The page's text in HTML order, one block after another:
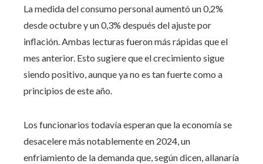
La medida del consumo personal aumentó un 0,2%
desde octubre y un 0,3% después del ajuste por
inflación. Ambas lecturas fueron más rápidas que el
mes anterior. Esto sugiere que el crecimiento sigue
siendo positivo, aunque ya no es tan fuerte como a
principios de este año.
Los funcionarios todavía esperan que la economía se
desacelere más notablemente en 2024, un
enfriamiento de la demanda que, según dicen, allanaría